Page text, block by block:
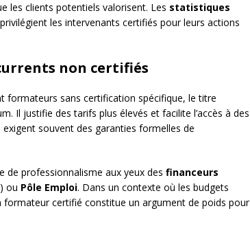
les clients potentiels valorisent. Les statistiques
les intervenants certifiés pour leurs actions
non certifiés
formateurs sans certification spécifique, le titre
Il justifie des tarifs plus élevés et facilite l’accès à des
exigent souvent des garanties formelles de
de professionnalisme aux yeux des financeurs
ou Pôle Emploi. Dans un contexte où les budgets
formateur certifié constitue un argument de poids pour